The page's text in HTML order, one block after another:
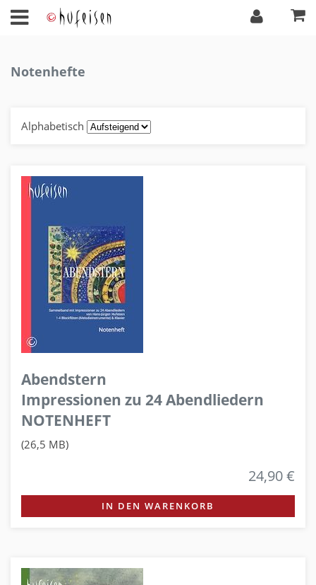
Notenhefte
Alphabetisch
Abendstern
Impressionen zu 24 Abendliedern
NOTENHEFT
(26,5 MB)
24,90 €
IN DEN WARENKORB